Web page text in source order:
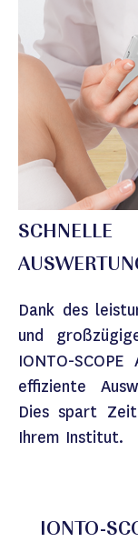
Dank des
und
IONTO-
effiziente
Dies spart
Ihrem Institut.
IONTO-